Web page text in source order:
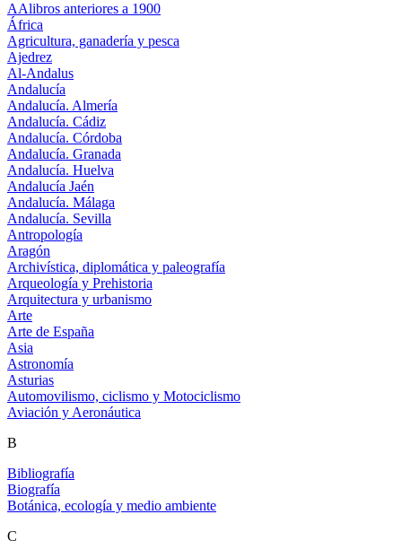
AAlibros anteriores a 1900
África
Agricultura, ganadería y pesca
Ajedrez
Al-Andalus
Andalucía
Andalucía. Almería
Andalucía. Cádiz
Andalucía. Córdoba
Andalucía. Granada
Andalucía. Huelva
Andalucía Jaén
Andalucía. Málaga
Andalucía. Sevilla
Antropología
Aragón
Archivística, diplomática y paleografía
Arqueología y Prehistoria
Arquitectura y urbanismo
Arte
Arte de España
Asia
Astronomía
Asturias
Automovilismo, ciclismo y Motociclismo
Aviación y Aeronáutica
B
Bibliografía
Biografía
Botánica, ecología y medio ambiente
C